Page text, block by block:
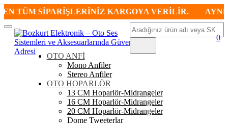
SİPARİŞLERİNİZ KARGOYA VERİLİR. AYNI
Mobil
Menü
Ara
0
OTO ANFİ
Mono Anfiler
Stereo Anfiler
OTO HOPARLÖR
13 CM Hoparlör-Midrangeler
16 CM Hoparlör-Midrangeler
20 CM Hoparlör-Midrangeler
Dome Tweeterlar